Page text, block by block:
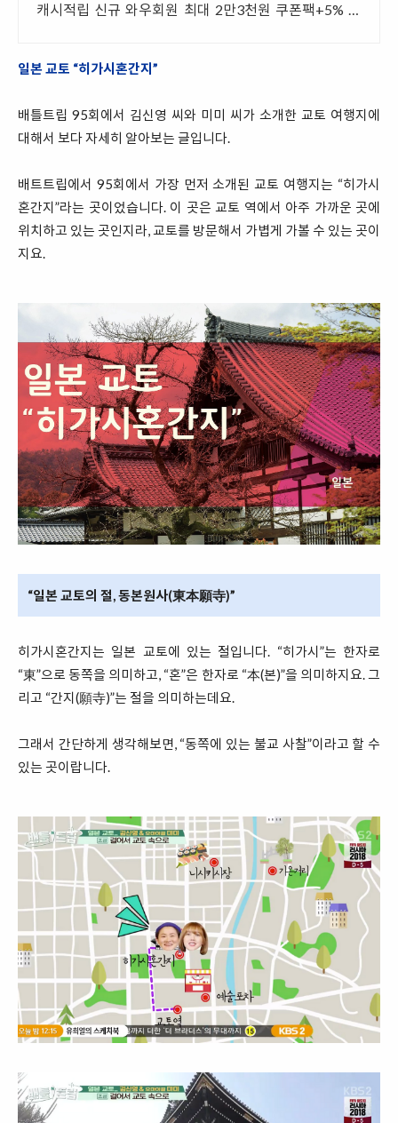
캐시적립 신규 와우회원 최대 2만3천원 쿠폰팩+5% 추
일본 교토 “히가시혼간지”
배틀트립 95회에서 김신영 씨와 미미 씨가 소개한 교토 여행지에
대해서 보다 자세히 알아보는 글입니다.
배트트립에서 95회에서 가장 먼저 소개된 교토 여행지는 “히가시
혼간지”라는 곳이었습니다. 이 곳은 교토 역에서 아주 가까운 곳에
위치하고 있는 곳인지라, 교토를 방문해서 가볍게 가볼 수 있는 곳이
지요.
“일본 교토의 절, 동본원사(東本願寺)”
히가시혼간지는 일본 교토에 있는 절입니다. “히가시”는 한자로
“東”으로 동쪽을 의미하고, “혼”은 한자로 “本(본)”을 의미하지요. 그
리고 “간지(願寺)”는 절을 의미하는데요.
그래서 간단하게 생각해보면, “동쪽에 있는 불교 사찰”이라고 할 수
있는 곳이랍니다.